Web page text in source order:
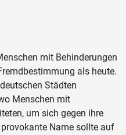
mit Behinderungen
als heute.
Städten
Menschen mit
um sich gegen ihre
Name sollte auf